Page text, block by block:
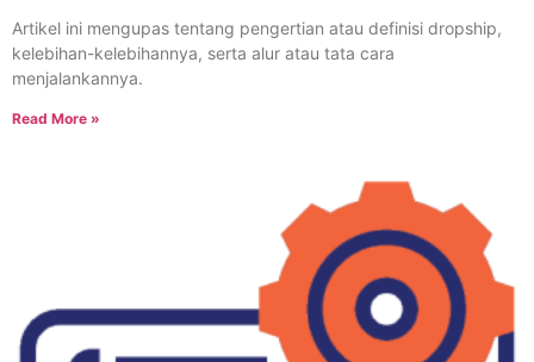
Artikel ini mengupas tentang pengertian atau definisi dropship,
kelebihan-kelebihannya, serta alur atau tata cara
menjalankannya.
Read More »